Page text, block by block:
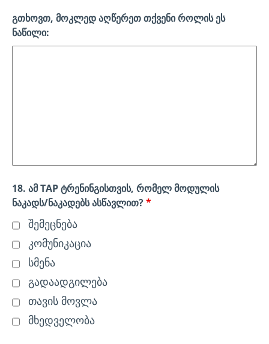
გთხოვთ, მოკლედ აღწერეთ თქვენი როლის ეს
ნაწილი:
18. ამ TAP ტრენინგისთვის, რომელ მოდულის
ნაკადს/ნაკადებს ასწავლით?*
შემეცნება
კომუნიკაცია
სმენა
გადაადგილება
თავის მოვლა
მხედველობა